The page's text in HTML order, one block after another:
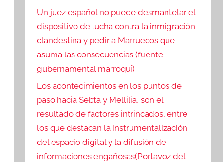
Un juez español no puede desmantelar el
dispositivo de lucha contra la inmigración
clandestina y pedir a Marruecos que
asuma las consecuencias (fuente
gubernamental marroquí)
Los acontecimientos en los puntos de
paso hacia Sebta y Mellilia, son el
resultado de factores intrincados, entre
los que destacan la instrumentalización
del espacio digital y la difusión de
informaciones engañosas(Portavoz del